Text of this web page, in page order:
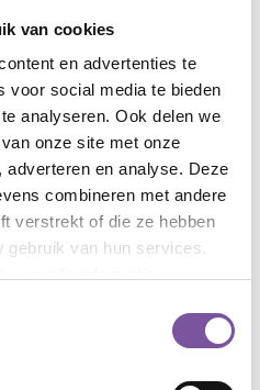
van cookies
en advertenties te
voor social media te bieden
analyseren. Ook delen we
onze site met onze
en analyse. Deze
combineren met andere
verstrekt of die ze hebben
gebruik van hun services.
de woonmedewerker
en Engelstalig; van
Vlinder’ tot ‘Yesterday’ en
- of misschien wel juíst-
dementie slechts nog
uitdrukken, zingen de
zichtbaar een feest van
Muziek activeert
waardoor herinneringen
Het optreden is hiervan